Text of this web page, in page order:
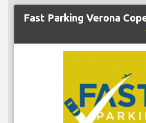
Fast Parking Verona